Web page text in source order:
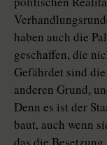
haben auch die
geschaffen, die
Gefährdet sind
anderen Grund,
Denn es ist der
baut, auch wenn